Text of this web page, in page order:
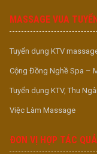
MASSAGE VUA
Tuyển dụng KTV
Cộng Đồng Nghề Spa –
Tuyển dụng KTV, Thu
Việc Làm Massage
ĐƠN VỊ HỢP TÁC